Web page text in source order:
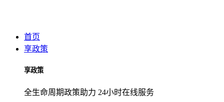
首页
享政策
享政策
全生命周期政策助力 24小时在线服务